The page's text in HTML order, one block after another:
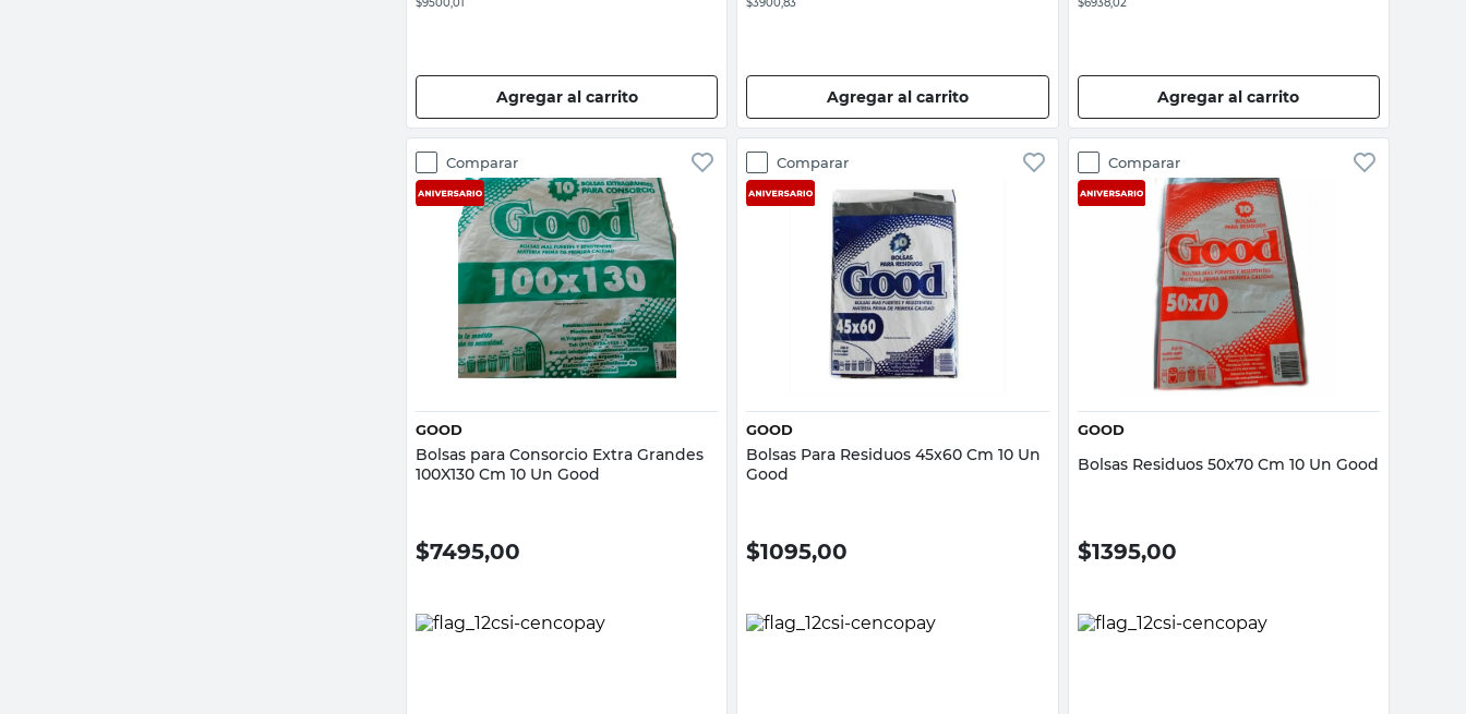
Agregar al carrito Agregar al carrito Agregar al carrito
Comparar
Vista rápida
GOOD
Bolsas para Consorcio Extra Grandes
100X130 Cm 10 Un Good
$7495,00
Comparar
Vista rápida
GOOD
Bolsas Para Residuos 45x60 Cm 10 Un
Good
$1095,00
Comparar
Vista rápida
GOOD
Bolsas Residuos 50x70 Cm 10 Un Good
$1395,00